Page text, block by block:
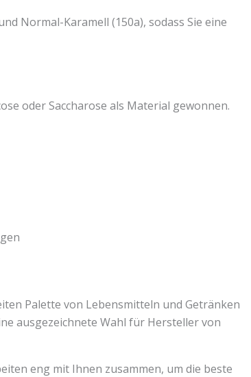
Normal-Karamell (150a), sodass Sie eine
oder Saccharose als Material gewonnen.
Palette von Lebensmitteln und Getränken
ausgezeichnete Wahl für Hersteller von
eng mit Ihnen zusammen, um die beste